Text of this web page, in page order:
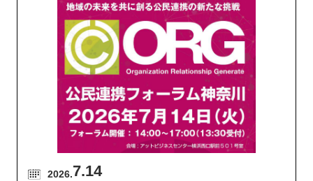
2026.7.14